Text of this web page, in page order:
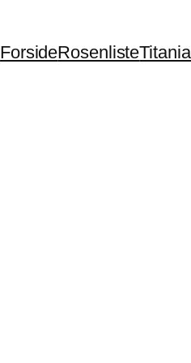
ForsideRosenliste